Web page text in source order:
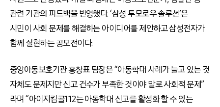
관련 기관의 피드백을 반영했다. ‘삼성 투모로우 솔루션’은
시민이 사회 문제를 해결하는 아이디어를 제안하고 삼성전자가
함께 실현하는 공모전이다.
중앙아동보호기관 홍창표 팀장은 “아동학대 사례가 늘고 있는 것
자체도 문제지만 신고 건수가 부족한 것이야 말로 사회적 문제”
라며 “아이지킴콜112는 아동학대 신고를 활성화 할 수 있는